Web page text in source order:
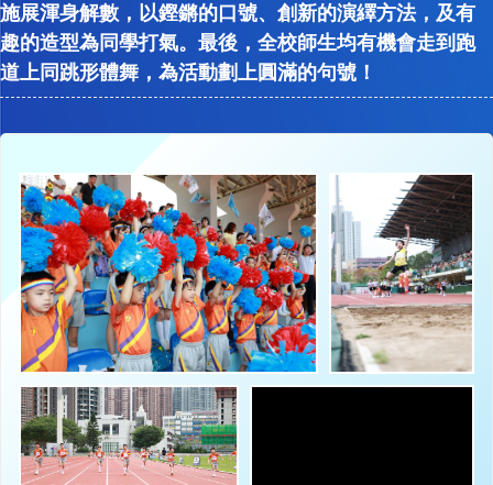
施展渾身解數，以鏗鏘的口號、創新的演繹方法，及有
趣的造型為同學打氣。最後，全校師生均有機會走到跑
道上同跳形體舞，為活動劃上圓滿的句號！